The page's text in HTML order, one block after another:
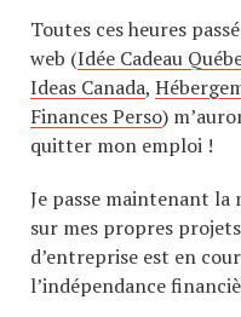
Toutes ces heures
web (Idée Cadeau
Ideas Canada,
Finances Perso)
quitter mon emploi !
Je passe maintenant
sur mes propres
d’entreprise est en
l’indépendance